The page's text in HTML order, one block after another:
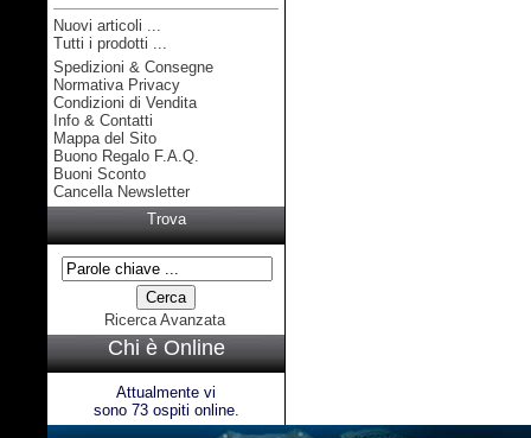
Nuovi articoli ...
Tutti i prodotti ...
Informazioni
Spedizioni & Consegne
Normativa Privacy
Condizioni di Vendita
Info & Contatti
Mappa del Sito
Buono Regalo F.A.Q.
Buoni Sconto
Cancella Newsletter
Trova
Ricerca Avanzata
Chi è Online
Attualmente vi
sono 73 ospiti online.